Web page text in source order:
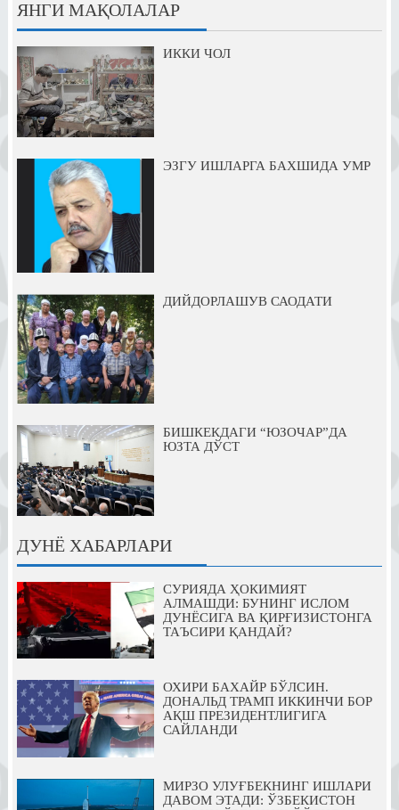
ЯНГИ МАҚОЛАЛАР
ИККИ ЧОЛ
ЭЗГУ ИШЛАРГА БАХШИДА УМР
ДИЙДОРЛАШУВ САОДАТИ
БИШКЕКДАГИ “ЮЗОЧАР”ДА
ЮЗТА ДЎСТ
ДУНЁ ХАБАРЛАРИ
СУРИЯДА ҲОКИМИЯТ
АЛМАШДИ: БУНИНГ ИСЛОМ
ДУНЁСИГА ВА ҚИРҒИЗИСТОНГА
ТАЪСИРИ ҚАНДАЙ?
ОХИРИ БАХАЙР БЎЛСИН.
ДОНАЛЬД ТРАМП ИККИНЧИ БОР
АҚШ ПРЕЗИДЕНТЛИГИГА
САЙЛАНДИ
МИРЗО УЛУҒБЕКНИНГ ИШЛАРИ
ДАВОМ ЭТАДИ: ЎЗБЕКИСТОН